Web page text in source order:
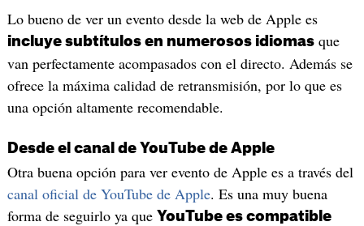
Lo bueno de ver un evento desde la web de Apple es
incluye subtítulos en numerosos idiomasque
van perfectamente acompasados con el directo. Además se
ofrece la máxima calidad de retransmisión, por lo que es
una opción altamente recomendable.
Desde el canal de YouTube de Apple
Otra buena opción para ver evento de Apple es a través del
canal oficial de YouTube de Apple. Es una muy buena
forma de seguirlo ya que YouTube es compatible